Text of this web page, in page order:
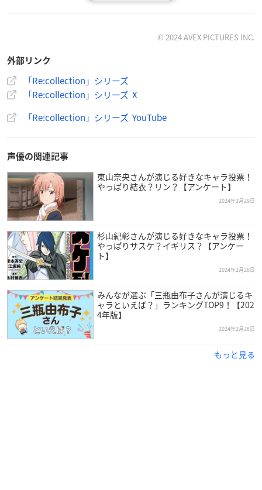
【価格】
3,300円（税込）
【収録曲】
01 道化師のソネット（さだまさし） Vo. 草尾毅
02 昴 -すばる-（谷村新司） Vo.中田譲治
03 ロックンロール・ウィドウ（山口百恵） Vo.
04 ハイスクールララバイ（イモ欽トリオ） Vo.
諏訪部順一
06 ワインレッドの心（安全地帯） Vo.狩野翔
07 I LOVE YOU（尾崎 豊） Vo.
08 SAND BEIGE -砂漠へ- （中森明菜） Vo.
09 My Revolution（渡辺美里） Vo.
©️ 2024 AVEX PICTURES INC.
外部リンク
「Re:collection」シリーズ
「Re:collection」シリーズ X
「Re:collection」シリーズ YouTube
声優の関連記事
東山奈央さんが演じる好きなキャラ投票！
やっぱり結衣？リン？【アンケート】
2024年2月29日
杉山紀彰さんが演じる好きなキャラ投票！
やっぱりサスケ？イギリス？【アンケー
ト】
2024年2月28日
みんなが選ぶ「三瓶由布子さんが演じるキ
ャラといえば？」ランキングTOP9！【202
4年版】
2024年2月28日
もっと見る